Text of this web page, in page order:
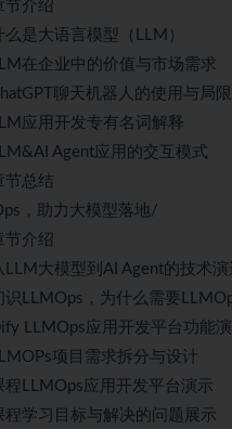
介绍
大语言模型（LLM）
企业中的价值与市场需求
聊天机器人的使用与局限
用开发专有名词解释
Agent应用的交互模式
总结
，助力大模型落地/
介绍
大模型到AI Agent的技术演
，为什么需要
应用开发平台功能演
项目需求拆分与设计
应用开发平台演示
习目标与解决的问题展示